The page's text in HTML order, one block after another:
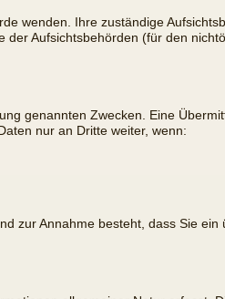
wenden. Ihre zuständige
Aufsichtsbehörden (für den
genannten Zwecken. Eine
nur an Dritte weiter, wenn:
zur Annahme besteht, dass Sie